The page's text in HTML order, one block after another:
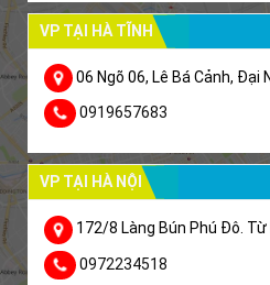
VP TẠI HÀ TĨNH
06 Ngõ 06, Lê Bá Cảnh, Đại
0919657683
VP TẠI HÀ NỘI
172/8 Làng Bún Phú Đô. Từ
0972234518